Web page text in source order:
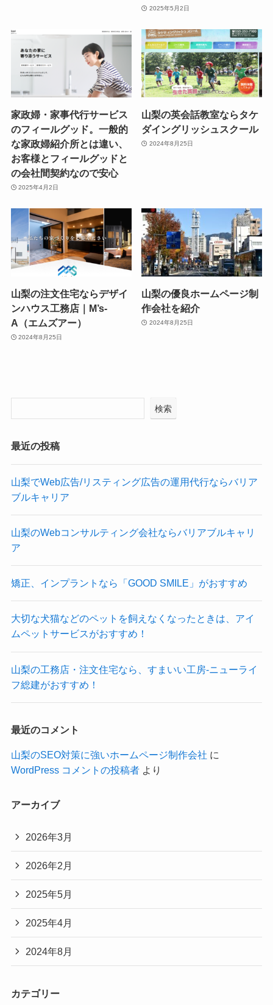
2025年5月2日
家政婦・家事代行サービス
のフィールグッド。一般的
な家政婦紹介所とは違い、
お客様とフィールグッドと
の会社間契約なので安心
2025年4月2日
山梨の英会話教室ならタケ
ダイングリッシュスクール
2024年8月25日
山梨の注文住宅ならデザイ
ンハウス工務店｜M’s-
A（エムズアー）
2024年8月25日
山梨の優良ホームページ制
作会社を紹介
2024年8月25日
検索
最近の投稿
山梨でWeb広告/リスティング広告の運用代行ならバリア
ブルキャリア
山梨のWebコンサルティング会社ならバリアブルキャリ
ア
矯正、インプラントなら「GOOD SMILE」がおすすめ
大切な犬猫などのペットを飼えなくなったときは、アイ
ムペットサービスがおすすめ！
山梨の工務店・注文住宅なら、すまいい工房-ニューライ
フ総建がおすすめ！
最近のコメント
山梨のSEO対策に強いホームページ制作会社 に
WordPress コメントの投稿者より
アーカイブ
2026年3月
2026年2月
2025年5月
2025年4月
2024年8月
カテゴリー